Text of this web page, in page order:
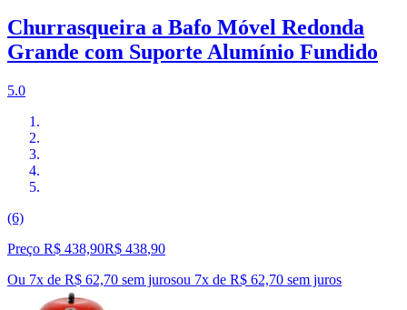
Churrasqueira a Bafo Móvel Redonda
Grande com Suporte Alumínio Fundido
5.0
(6)
Preço R$ 438,90R$ 438,90
Ou 7x de R$ 62,70 sem jurosou 7x de R$ 62,70 sem juros